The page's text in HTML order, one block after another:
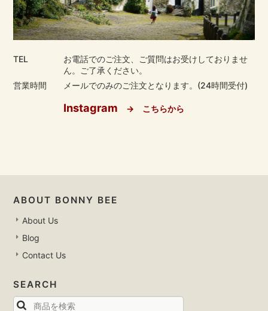
TEL
お電話でのご注文、ご質問はお受けしておりませ
ん。ご了承ください。
営業時間
メールでのみのご注文となります。(24時間受付)
Instagram → こちらから
ABOUT BONNY BEE
About Us
Blog
Contact Us
SEARCH